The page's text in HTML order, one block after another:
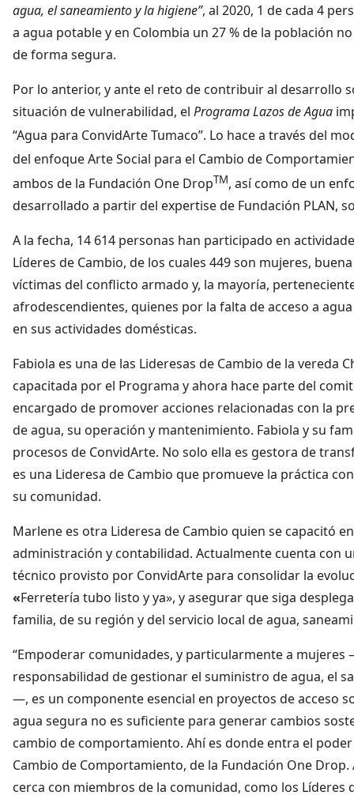
agua, el saneamiento y la higiene”, al 2020, 1 de cada 4
a agua potable y en Colombia un 27 % de la población
de forma segura.
Por lo anterior, y ante el reto de contribuir al desarrollo
situación de vulnerabilidad, el Programa Lazos de Agua
“Agua para ConvidArte Tumaco”. Lo hace a través del
del enfoque Arte Social para el Cambio de
ambos de la Fundación One DropTM, así como de un
desarrollado a partir del expertise de Fundación PLAN,
A la fecha, 14 614 personas han participado en
Líderes de Cambio, de los cuales 449 son mujeres,
víctimas del conflicto armado y, la mayoría,
afrodescendientes, quienes por la falta de acceso a
en sus actividades domésticas.
Fabiola es una de las Lideresas de Cambio de la vereda
capacitada por el Programa y ahora hace parte del
encargado de promover acciones relacionadas con la
de agua, su operación y mantenimiento. Fabiola y su
procesos de ConvidArte. No solo ella es gestora de
es una Lideresa de Cambio que promueve la práctica
su comunidad.
Marlene es otra Lideresa de Cambio quien se capacitó
administración y contabilidad. Actualmente cuenta con
técnico provisto por ConvidArte para consolidar la
«Ferretería tubo listo y ya», y asegurar que siga
familia, de su región y del servicio local de agua,
“Empoderar comunidades, y particularmente a
responsabilidad de gestionar el suministro de agua, el
—, es un componente esencial en proyectos de acceso
agua segura no es suficiente para generar cambios
cambio de comportamiento. Ahí es donde entra el
Cambio de Comportamiento, de la Fundación One
cerca con miembros de la comunidad, como los Líderes